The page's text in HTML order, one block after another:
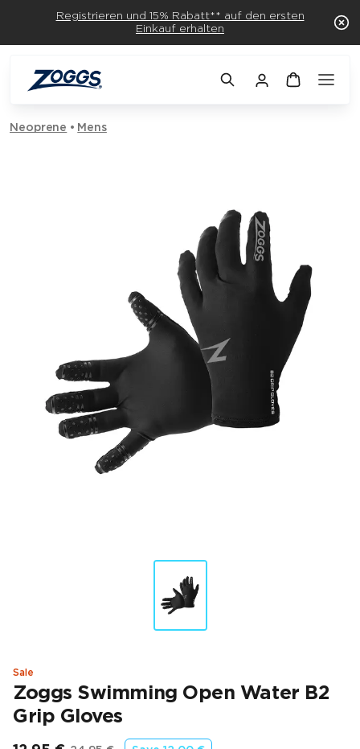
Registrieren und 15% Rabatt** auf den ersten
Einkauf erhalten
Neoprene Mens
Sale
Zoggs Swimming Open Water B2
Grip Gloves